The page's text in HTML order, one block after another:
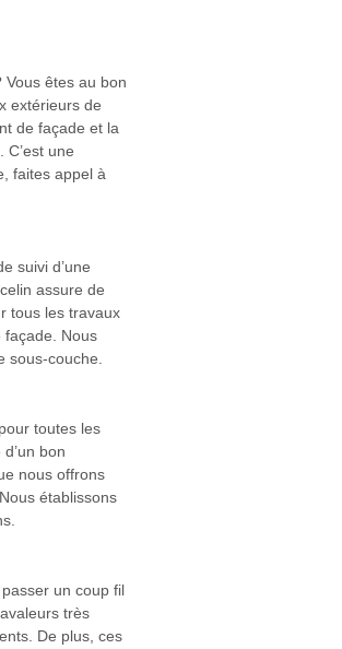
êtes au bon
extérieurs de
de façade et la
une
faites appel à
suivi d’une
assure de
tous les travaux
façade. Nous
sous-couche.
toutes les
bon
nous offrons
établissons
un coup fil
très
De plus, ces